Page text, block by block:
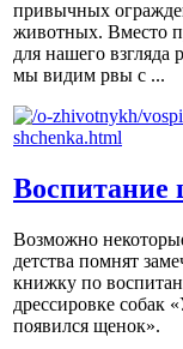
привычных
животных. Вместо
для нашего взгляда
мы видим рвы с ...
Воспитание
Возможно
детства помнят
книжку по
дрессировке собак
появился щенок».